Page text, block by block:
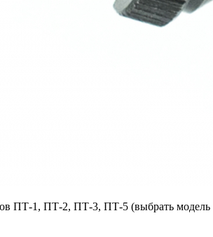
ПТ-1, ПТ-2, ПТ-3, ПТ-5 (выбрать модель